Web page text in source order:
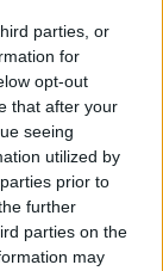
parties, or
for
opt-out
that after your
seeing
utilized by
prior to
further
parties on the
may
00:00:30
moterų ir